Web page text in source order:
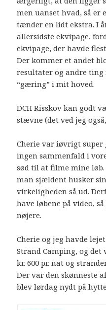
men uanset hvad, så er
tænder en lidt ekstra. I
allersidste ekvipage,
ekvipage, der havde
Der kommer et andet
resultater og andre
“gæring” i mit hoved.
DCH Risskov kan godt
stævne (det ved jeg
Cherie var iøvrigt super
ingen sammenfald i
sød til at filme mine
man sjældent husker
virkeligheden så ud.
have løbene på video,
nøjere.
Cherie og jeg havde
Strand Camping, og det
kr. 600 pr. nat og
Der var den skønneste
blev lørdag nydt på